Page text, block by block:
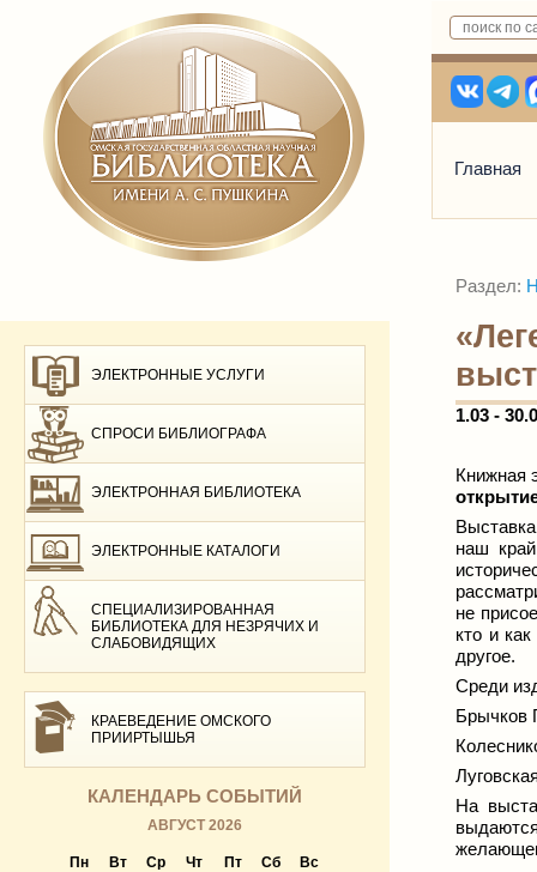
Главная
ЭЛЕКТРОННЫЕ УСЛУГИ
СПРОСИ БИБЛИОГРАФА
ЭЛЕКТРОННАЯ БИБЛИОТЕКА
ЭЛЕКТРОННЫЕ КАТАЛОГИ
СПЕЦИАЛИЗИРОВАННАЯ
БИБЛИОТЕКА ДЛЯ НЕЗРЯЧИХ И
СЛАБОВИДЯЩИХ
КРАЕВЕДЕНИЕ ОМСКОГО
ПРИИРТЫШЬЯ
КАЛЕНДАРЬ СОБЫТИЙ
АВГУСТ 2026
Пн Вт Ср Чт Пт Сб
Вс
Раздел:
1.03 - 30
Книжная
наш
не
кто и
другое.
Среди
Брычков
На